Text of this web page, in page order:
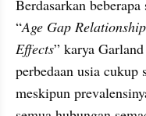
Berdasarkan
“Age Gap
Effects” karya
perbedaan usia cukup
meskipun